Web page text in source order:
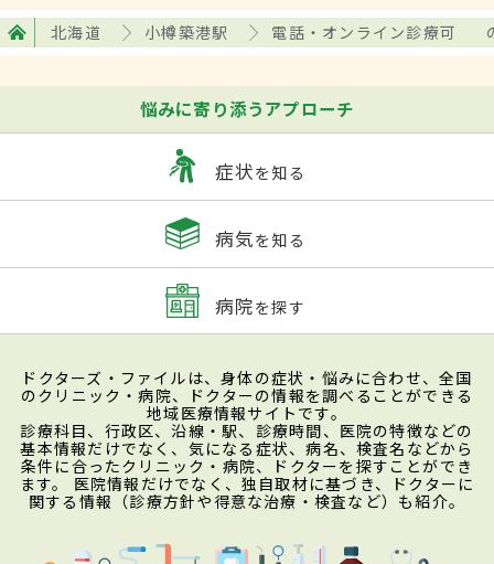
北海道 小樽築港駅 電話・オンライン診療可
悩みに寄り添うアプローチ
症状を知る
病気を知る
病院を探す
ドクターズ・ファイルは、身体の症状・悩みに合わせ、全国
のクリニック・病院、ドクターの情報を調べることができる
地域医療情報サイトです。
診療科目、行政区、沿線・駅、診療時間、医院の特徴などの
基本情報だけでなく、気になる症状、病名、検査名などから
条件に合ったクリニック・病院、ドクターを探すことができ
ます。 医院情報だけでなく、独自取材に基づき、ドクターに
関する情報（診療方針や得意な治療・検査など）も紹介。